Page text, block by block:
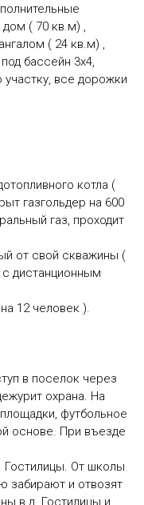
дом ( 70 кв.м) ,
( 24 кв.м) ,
бассейн 3х4,
все дорожки
котла (
газгольдер на 600
газ, проходит
от свой скважины (
дистанционным
12 человек ).
в поселок через
охрана. На
футбольное
основе. При въезде
Гостилицы. От школы
забирают и отвозят
в д. Гостилицы и